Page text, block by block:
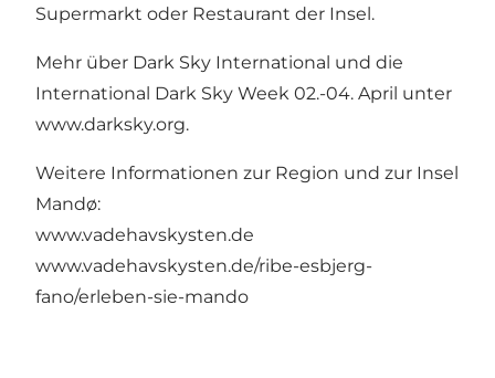
Supermarkt oder Restaurant der Insel.
Mehr über Dark Sky International und die
International Dark Sky Week 02.-04. April unter
www.darksky.org.
Weitere Informationen zur Region und zur Insel
Mandø:
www.vadehavskysten.de
www.vadehavskysten.de/ribe-esbjerg-
fano/erleben-sie-mando